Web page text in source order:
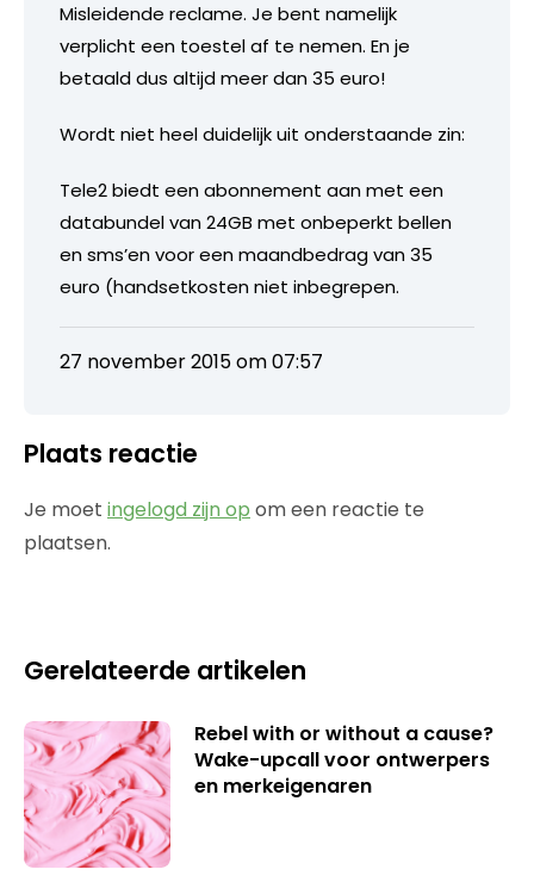
Misleidende reclame. Je bent namelijk
verplicht een toestel af te nemen. En je
betaald dus altijd meer dan 35 euro!
Wordt niet heel duidelijk uit onderstaande zin:
Tele2 biedt een abonnement aan met een
databundel van 24GB met onbeperkt bellen
en sms’en voor een maandbedrag van 35
euro (handsetkosten niet inbegrepen.
27 november 2015 om 07:57
Plaats reactie
Je moet ingelogd zijn op om een reactie te
plaatsen.
Gerelateerde artikelen
Rebel with or without a cause?
Wake-upcall voor ontwerpers
en merkeigenaren